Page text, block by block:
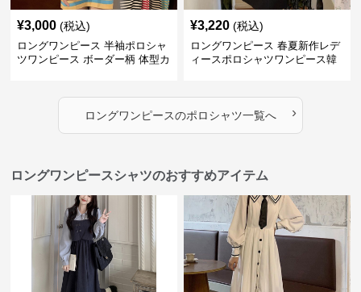
¥3,000 (税込)
ロングワンピース 半袖ポロシャ
ツワンピース ボーダー柄 体型カ
¥3,220 (税込)
ロングワンピース 春夏新作レデ
ィースポロシャツワンピース韓
ロングワンピースのポロシャツ一覧へ ›
ロングワンピースシャツのおすすめアイテム